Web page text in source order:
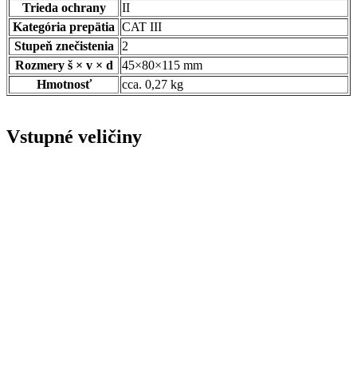
Trieda ochrany
II
Kategória prepätia CAT III
Stupeň znečistenia
2
Rozmery š × v × d
45×80×115 mm
Hmotnosť
cca. 0,27 kg
Vstupné veličiny